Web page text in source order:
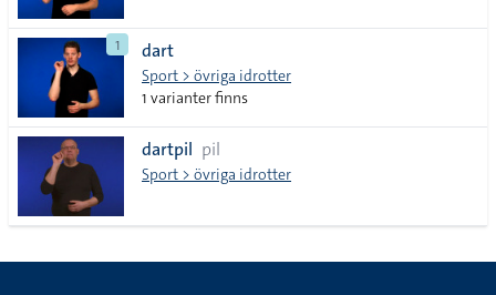
1 dart
Sport > övriga idrotter
1 varianter finns
dartpil pil
Sport > övriga idrotter